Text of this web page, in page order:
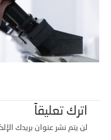
اترك تعليقاً
لن يتم نشر عنوان بريدك الإلكتروني.